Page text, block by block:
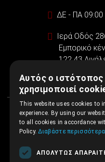
ΔΕ - ΠΑ
Ιερά Οδός
Εμπορικό
122 43
Αυτός ο ιστότοπος
χρησιμοποιεί
This website uses cookies to
experience. By using our
to all cookies in accordance
Policy.Διαβάστε περισσότερα
ΑΠΟΛΎΤΩΣ